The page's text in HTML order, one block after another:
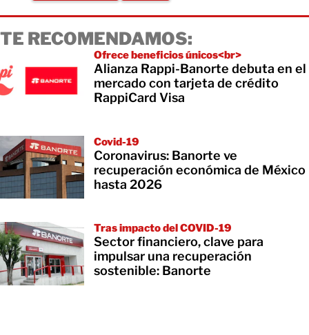
TE RECOMENDAMOS:
Ofrece beneficios únicos<br>
Alianza Rappi-Banorte debuta en el
mercado con tarjeta de crédito
RappiCard Visa
Covid-19
Coronavirus: Banorte ve
recuperación económica de México
hasta 2026
Tras impacto del COVID-19
Sector financiero, clave para
impulsar una recuperación
sostenible: Banorte